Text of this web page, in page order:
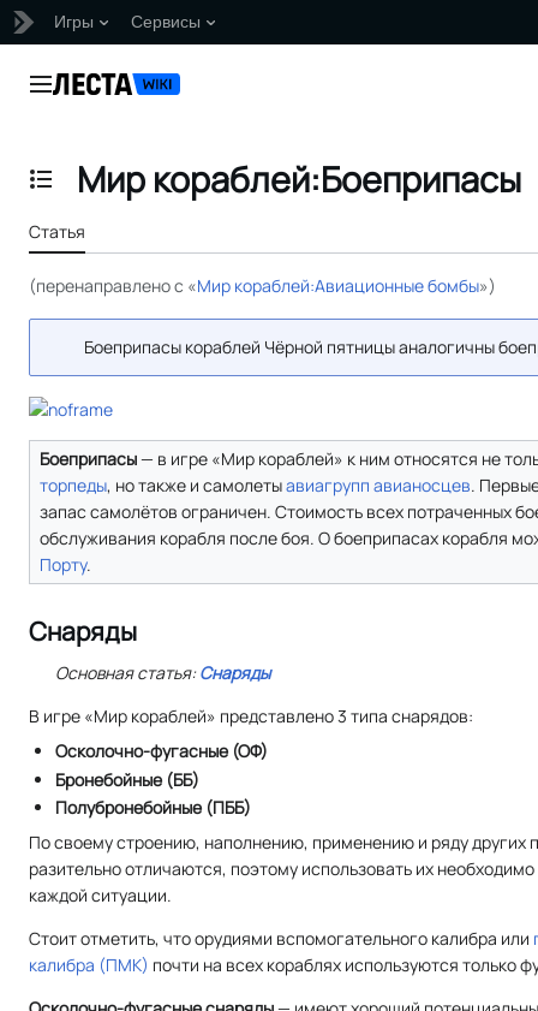
Игры Сервисы
Главное меню
Отобразить/Скрыть содержание
Мир кораблей:Боеприпасы
Статья
(перенаправлено с «Мир кораблей:Авиационные бомбы»)
Боеприпасы кораблей Чёрной пятницы аналогичны
Боеприпасы— в игре «Мир кораблей» к ним относятся не
торпеды, но также и самолетыавиагрупп авианосцев.
запас самолётов ограничен. Стоимость всех потраченных
обслуживания корабля после боя. О боеприпасах корабля
Порту.
Снаряды
Основная статья:Снаряды
В игре «Мир кораблей» представлено 3 типа снарядов:
Осколочно-фугасные (ОФ)
Бронебойные (ББ)
Полубронебойные (ПББ)
По своему строению, наполнению, применению и ряду других
разительно отличаются, поэтому использовать их
каждой ситуации.
Стоит отметить, что орудиями вспомогательного калибра или
калибра (ПМК) почти на всех кораблях используются только